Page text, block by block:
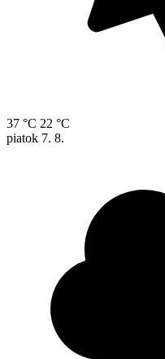
37 °C 22 °C
piatok 7. 8.